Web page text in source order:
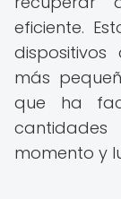
eficiente.
más
que ha
momento y